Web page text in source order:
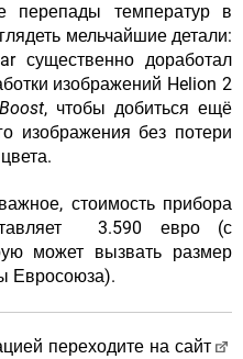
перепады температур в
мельчайшие детали:
существенно доработал
изображений Helion 2
, чтобы добиться ещё
изображения без потери
стоимость прибора
3.590 евро (с
может вызвать размер
Евросоюза).
переходите на сайт